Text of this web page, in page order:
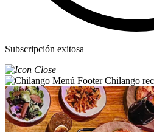
Subscripción exitosa
Chilango